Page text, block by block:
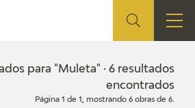
para "Muleta" · 6 resultados
encontrados
Página 1 de 1, mostrando 6 obras de 6.